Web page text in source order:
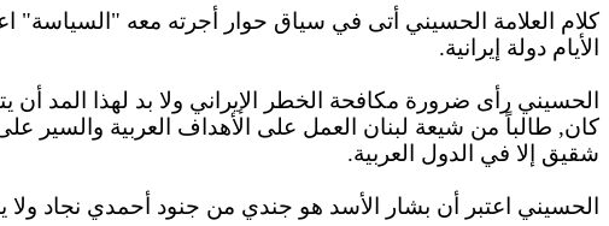
كلام العلامة الحسيني أتى في سياق حوار أجرته معه "السياسة"
الأيام دولة إيرانية.
الحسيني رأى ضرورة مكافحة الخطر الإيراني ولا بد لهذا المد
كان, طالباً من شيعة لبنان العمل على الأهداف العربية والسير
شقيق إلا في الدول العربية.
الحسيني اعتبر أن بشار الأسد هو جندي من جنود أحمدي نجاد ولا